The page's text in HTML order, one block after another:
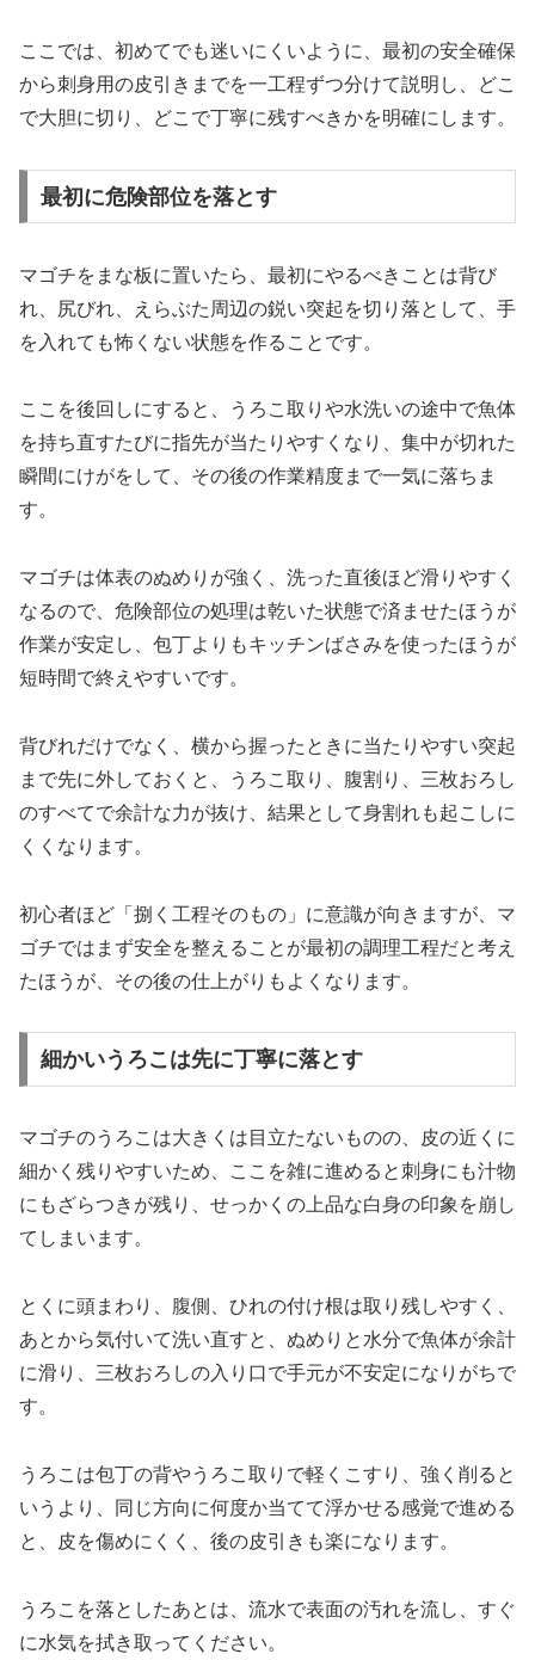
ここでは、初めてでも迷いにくいように、最初の安全確保
から刺身用の皮引きまでを一工程ずつ分けて説明し、どこ
で大胆に切り、どこで丁寧に残すべきかを明確にします。
最初に危険部位を落とす
マゴチをまな板に置いたら、最初にやるべきことは背び
れ、尻びれ、えらぶた周辺の鋭い突起を切り落として、手
を入れても怖くない状態を作ることです。
ここを後回しにすると、うろこ取りや水洗いの途中で魚体
を持ち直すたびに指先が当たりやすくなり、集中が切れた
瞬間にけがをして、その後の作業精度まで一気に落ちま
す。
マゴチは体表のぬめりが強く、洗った直後ほど滑りやすく
なるので、危険部位の処理は乾いた状態で済ませたほうが
作業が安定し、包丁よりもキッチンばさみを使ったほうが
短時間で終えやすいです。
背びれだけでなく、横から握ったときに当たりやすい突起
まで先に外しておくと、うろこ取り、腹割り、三枚おろし
のすべてで余計な力が抜け、結果として身割れも起こしに
くくなります。
初心者ほど「捌く工程そのもの」に意識が向きますが、マ
ゴチではまず安全を整えることが最初の調理工程だと考え
たほうが、その後の仕上がりもよくなります。
細かいうろこは先に丁寧に落とす
マゴチのうろこは大きくは目立たないものの、皮の近くに
細かく残りやすいため、ここを雑に進めると刺身にも汁物
にもざらつきが残り、せっかくの上品な白身の印象を崩し
てしまいます。
とくに頭まわり、腹側、ひれの付け根は取り残しやすく、
あとから気付いて洗い直すと、ぬめりと水分で魚体が余計
に滑り、三枚おろしの入り口で手元が不安定になりがちで
す。
うろこは包丁の背やうろこ取りで軽くこすり、強く削ると
いうより、同じ方向に何度か当てて浮かせる感覚で進める
と、皮を傷めにくく、後の皮引きも楽になります。
うろこを落としたあとは、流水で表面の汚れを流し、すぐ
に水気を拭き取ってください。